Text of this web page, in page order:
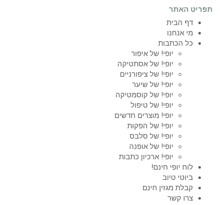
תפריט האתר
דף הבית
מי אנחנו
כל הכתבות
יופי! של איפור
יופי! של אסתטיקה
יופי! של ציפורניים
יופי! של שיער
יופי! של קוסמטיקה
יופי! של טיפול
יופי! מוצרים חדשים
יופי! של הפקות
יופי! של סלבס
יופי! של אופנה
יופי! ארכיון כתבות
לוח יופי חינם!
ביוטי טיוב
קבלת מגזין חינם
צרו קשר